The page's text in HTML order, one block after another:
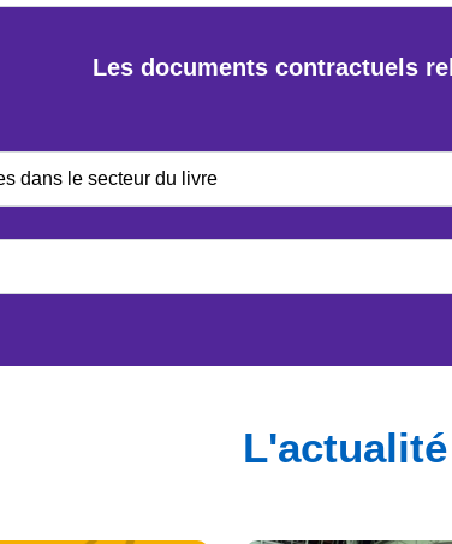
Les documents contractuels
dans le secteur du livre